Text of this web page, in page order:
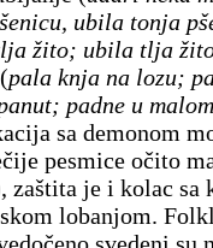
ubila tonja
žito; ubila tlja
pala knja na lozu;
padne u
sa demonom
pesmice očito
zaštita je i kolac sa
lobanjom.